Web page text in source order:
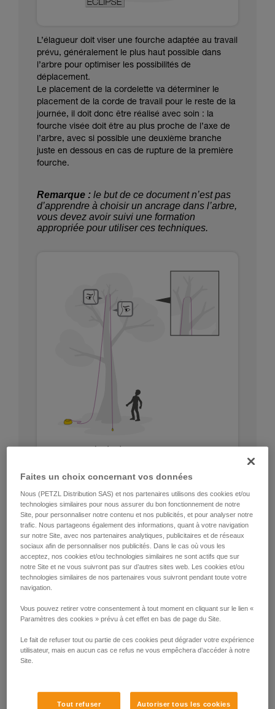
L’élagueur doit viser une fourche adaptée au travail
prévu, généralement le plus haut possible dans
l’arbre pour optimiser les possibilités de
déplacement.
Le placement de la cordelette va déterminer le
placement de la corde de travail pour le reste de la
journée, il doit donc être réalisé avec soin : la
fourche visée doit être au plus proche de l’axe de
l’arbre, avec si possible une deuxième branche
juste en dessous en cas de rupture de la première
fourche.
Remarque : le but de ce document n’est pas
d’apprendre à choisir un ancrage dans l’arbre,
vous devez avoir suivi une formation
appropriée pour utiliser ces techniques.
Faites un choix concernant vos données
Nous (PETZL Distribution SAS) et nos partenaires utilisons des cookies et/ou
technologies similaires pour nous assurer du bon fonctionnement de notre
Site, pour personnaliser notre contenu et nos publicités, et pour analyser notre
trafic. Nous partageons également des informations, quant à votre navigation
sur notre Site, avec nos partenaires analytiques, publicitaires et de réseaux
sociaux afin de personnaliser nos publicités. Dans le cas où vous les
acceptez, nos cookies et/ou technologies similaires ne sont actifs que sur
notre Site et ne vous suivront pas sur d’autres sites web. Les cookies et/ou
technologies similaires de nos partenaires vous suivront pendant toute votre
navigation.
Vous pouvez retirer votre consentement à tout moment en cliquant sur le lien «
Paramètres des cookies » prévu à cet effet en bas de page du Site.
Le fait de refuser tout ou partie de ces cookies peut dégrader votre expérience
utilisateur, mais en aucun cas ce refus ne vous empêchera d’accéder à notre
Site.
Tout refuser Autoriser tous les cookies